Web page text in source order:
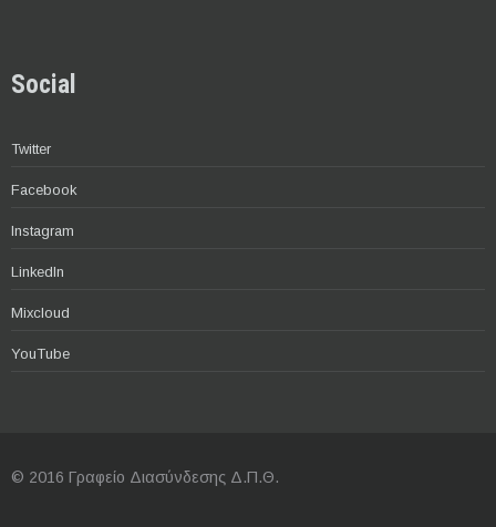
Social
Twitter
Facebook
Instagram
LinkedIn
Mixcloud
YouTube
© 2016 Γραφείο Διασύνδεσης Δ.Π.Θ.